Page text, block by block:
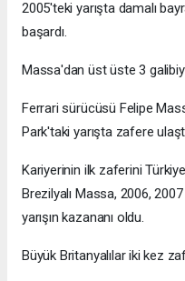
2005'teki yarışta damalı
başardı.
Massa'dan üst üste 3
Ferrari sürücüsü Felipe
Park'taki yarışta zafere
Kariyerinin ilk zaferini
Brezilyalı Massa, 2006,
yarışın kazananı oldu.
Büyük Britanyalılar iki kez